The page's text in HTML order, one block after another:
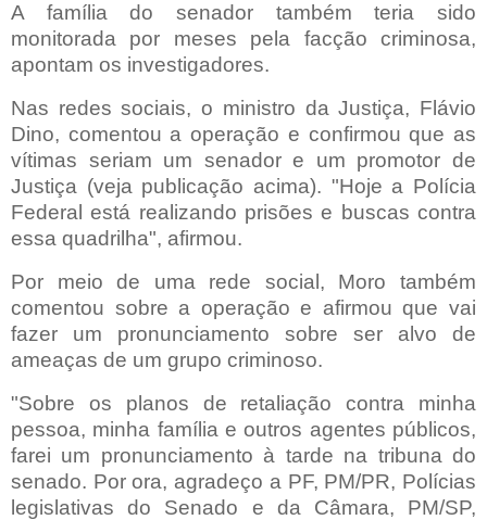
A família do senador também teria sido
monitorada por meses pela facção criminosa,
apontam os investigadores.
Nas redes sociais, o ministro da Justiça, Flávio
Dino, comentou a operação e confirmou que as
vítimas seriam um senador e um promotor de
Justiça (veja publicação acima). "Hoje a Polícia
Federal está realizando prisões e buscas contra
essa quadrilha", afirmou.
Por meio de uma rede social, Moro também
comentou sobre a operação e afirmou que vai
fazer um pronunciamento sobre ser alvo de
ameaças de um grupo criminoso.
"Sobre os planos de retaliação contra minha
pessoa, minha família e outros agentes públicos,
farei um pronunciamento à tarde na tribuna do
senado. Por ora, agradeço a PF, PM/PR, Polícias
legislativas do Senado e da Câmara, PM/SP,